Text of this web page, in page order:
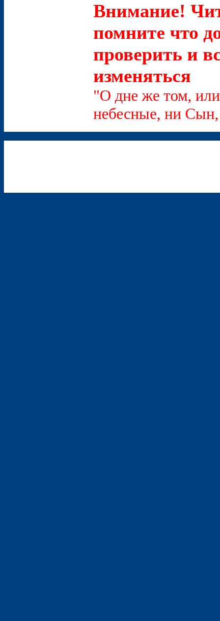
Внимание!
помните что
проверить и
изменяться
"О дне же том,
небесные, ни